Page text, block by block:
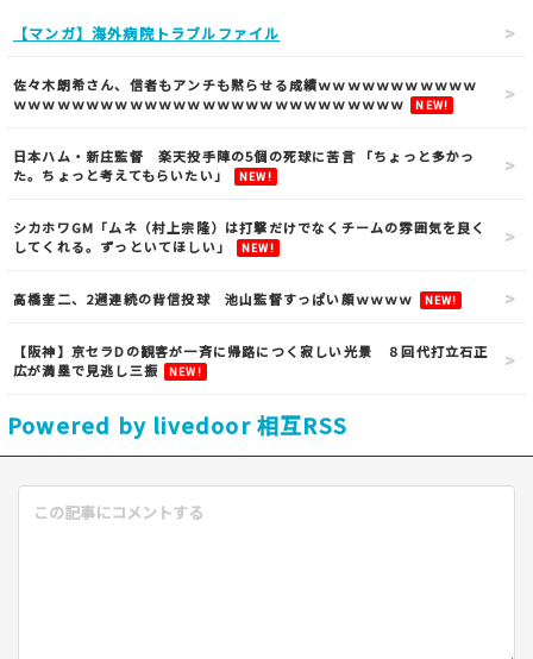
【マンガ】海外病院トラブルファイル
佐々木朗希さん、信者もアンチも黙らせる成績ｗｗｗｗｗｗｗｗｗｗｗ
ｗｗｗｗｗｗｗｗｗｗｗｗｗｗｗｗｗｗｗｗｗｗｗｗｗｗｗ
NEW!
日本ハム・新庄監督 楽天投手陣の5個の死球に苦言 「ちょっと多かっ
た。ちょっと考えてもらいたい」
NEW!
シカホワGM「ムネ（村上宗隆）は打撃だけでなくチームの雰囲気を良く
してくれる。ずっといてほしい」
NEW!
高橋奎二、2週連続の背信投球 池山監督すっぱい顔ｗｗｗｗ NEW!
【阪神】京セラDの観客が一斉に帰路につく寂しい光景 ８回代打立石正
広が満塁で見逃し三振
NEW!
Powered by livedoor 相互RSS